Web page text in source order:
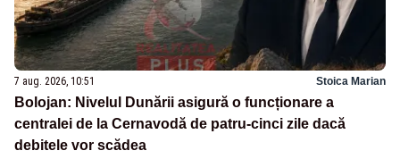
7 aug. 2026, 10:51 Stoica Marian
Bolojan: Nivelul Dunării asigură o funcționare a
centralei de la Cernavodă de patru-cinci zile dacă
debitele vor scădea